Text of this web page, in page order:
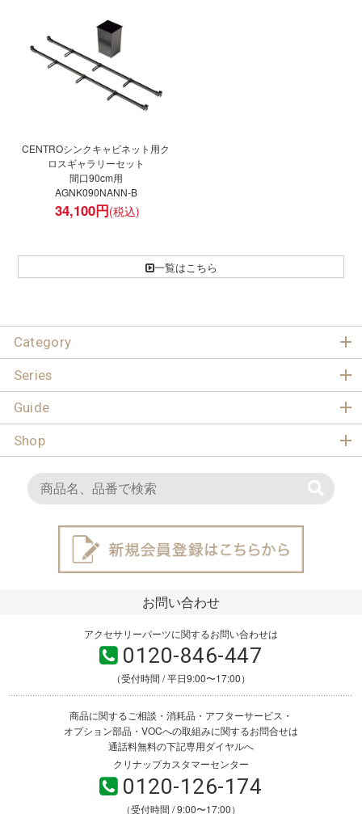
CENTROシンクキャビネット用ク
ロスギャラリーセット
間口90cm用
AGNK090NANN-B
34,100円
一覧はこちら
Category
Series
Guide
Shop
お問い合わせ
アクセサリーパーツに関するお問い合わせは
0120-846-447
（受付時間 / 平日9:00〜17:00）
商品に関するご相談・消耗品・アフターサービス・
オプション部品・VOCへの取組みに関するお問合せは
通話料無料の下記専用ダイヤルへ
クリナップカスタマーセンター
0120-126-174
（受付時間 / 9:00〜17:00）